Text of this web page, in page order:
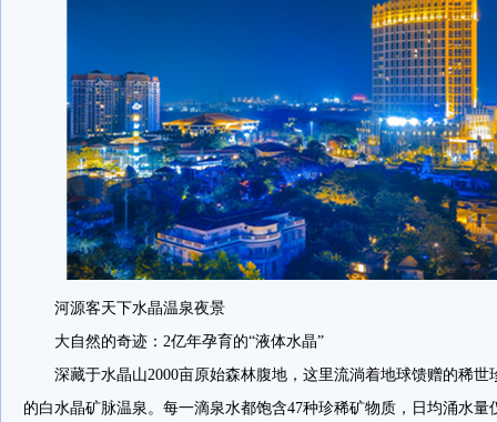
河源客天下水晶温泉夜景
大自然的奇迹：2亿年孕育的“液体水晶”
深藏于水晶山2000亩原始森林腹地，这里流淌着地球馈赠的稀
的白水晶矿脉温泉。每一滴泉水都饱含47种珍稀矿物质，日均涌水量